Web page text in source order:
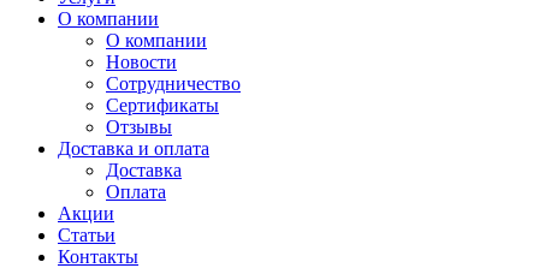
О компании
О компании
Новости
Сотрудничество
Сертификаты
Отзывы
Доставка и оплата
Доставка
Оплата
Акции
Статьи
Контакты